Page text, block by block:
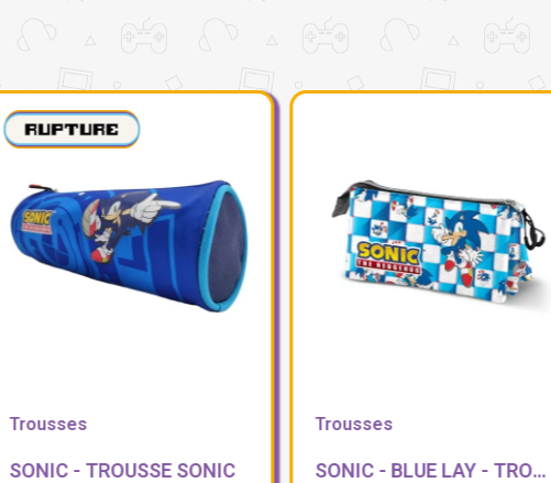
- TROUSSE SONIC
Trousses
SONIC - BLUE LAY - TROUSSE TRIPLE 23X11X10CM